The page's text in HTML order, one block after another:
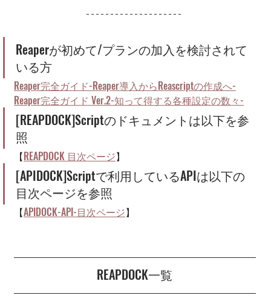
Reaperが初めて/プランの加入を検討されて
いる方
Reaper完全ガイド-Reaper導入からReascriptの作成へ-
Reaper完全ガイド Ver.2-知って得する各種設定の数々-
[REAPDOCK]Scriptのドキュメントは以下を参
照
【REAPDOCK 目次ページ】
[APIDOCK]Scriptで利用しているAPIは以下の
目次ページを参照
【APIDOCK-API-目次ページ】
REAPDOCK一覧